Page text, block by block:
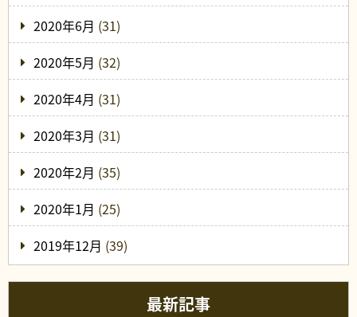
2020年6月 (31)
2020年5月 (32)
2020年4月 (31)
2020年3月 (31)
2020年2月 (35)
2020年1月 (25)
2019年12月 (39)
最新記事